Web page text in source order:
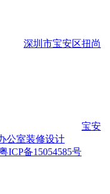
深圳市宝安区扭尚
宝安
公室装修设计
ICP备15054585号